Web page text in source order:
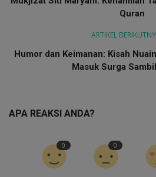
Quran
ARTIKEL
Humor dan Keimanan: Kisah
Masuk Surga
APA REAKSI ANDA?
0 0